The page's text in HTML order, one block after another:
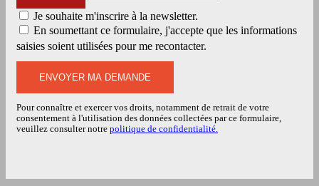
Je souhaite m'inscrire à la newsletter.
En soumettant ce formulaire, j'accepte que les informations
saisies soient utilisées pour me recontacter.
ENVOYER MA DEMANDE
Pour connaître et exercer vos droits, notamment de retrait de votre
consentement à l'utilisation des données collectées par ce formulaire,
veuillez consulter notre politique de confidentialité.